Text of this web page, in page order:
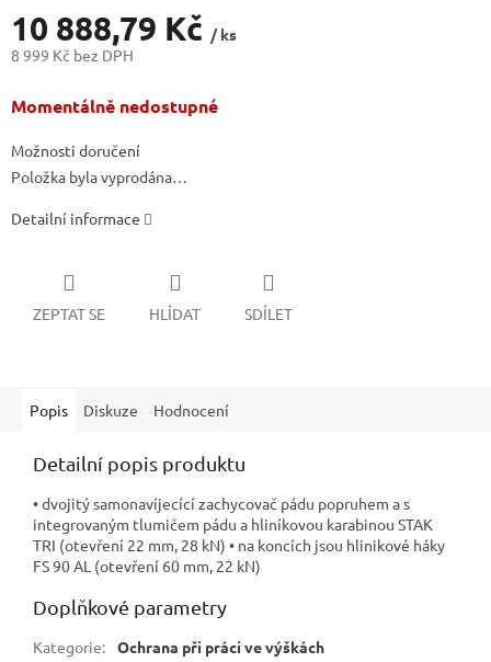
10 888,79 Kč / ks
8 999 Kč bez DPH
cena:
Momentálně nedostupné
Možnosti doručení
Položka byla vyprodána…
Detailní informace
ZEPTAT SE HLÍDAT SDÍLET
Popis Diskuze Hodnocení
Detailní popis produktu
• dvojitý samonavíjecící zachycovač pádu popruhem a s
integrovaným tlumičem pádu a hliníkovou karabinou STAK
TRI (otevření 22 mm, 28 kN) • na koncích jsou hlinikové háky
FS 90 AL (otevření 60 mm, 22 kN)
Doplňkové parametry
Kategorie:
Ochrana při práci ve výškách